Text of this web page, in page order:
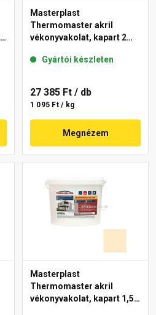
Masterplast
Thermomaster akril
vékonyvakolat, kapart 2
Gyártói készleten
27 385 Ft / db
1 095 Ft / kg
Megnézem
Masterplast
Thermomaster akril
vékonyvakolat, kapart 1,5